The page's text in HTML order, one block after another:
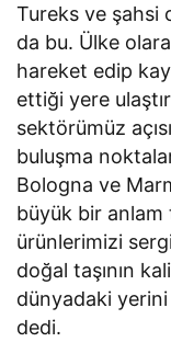
Tureks ve şahsi
da bu. Ülke
hareket edip
ettiği yere
sektörümüz
buluşma
Bologna ve
büyük bir anlam
ürünlerimizi
doğal taşının
dünyadaki yerini
dedi.